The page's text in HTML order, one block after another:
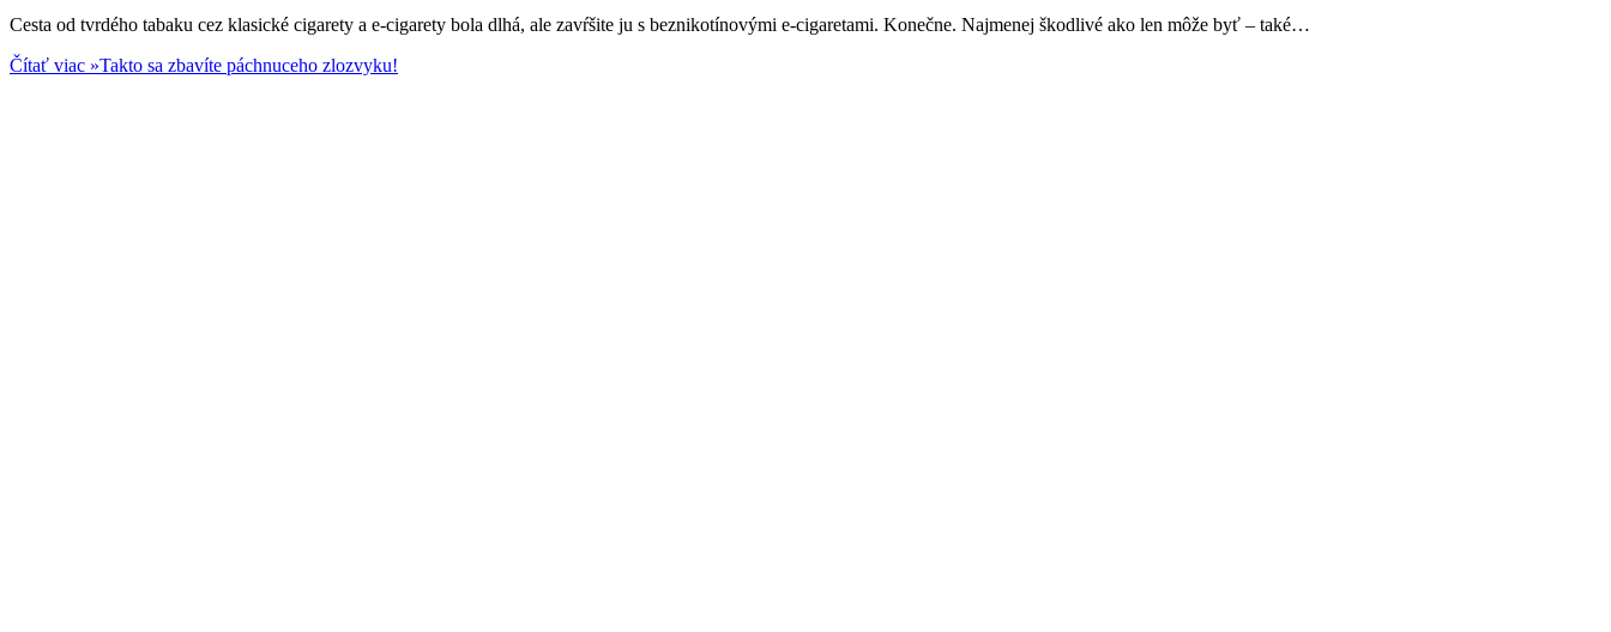
Cesta od tvrdého tabaku cez klasické cigarety a e-cigarety bola dlhá, ale zavŕšite ju s beznikotínovými e-cigaretami. Konečne. Najmenej škodlivé ako len môže byť – také…
Čítať viac »Takto sa zbavíte páchnuceho zlozvyku!